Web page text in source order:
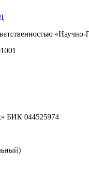
БИК 044525974